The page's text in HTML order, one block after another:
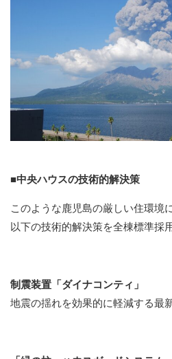
■中央ハウスの技術的解決策
このような鹿児島の厳しい住環境
以下の技術的解決策を全棟標準採
制震装置「ダイナコンティ」
地震の揺れを効果的に軽減する最